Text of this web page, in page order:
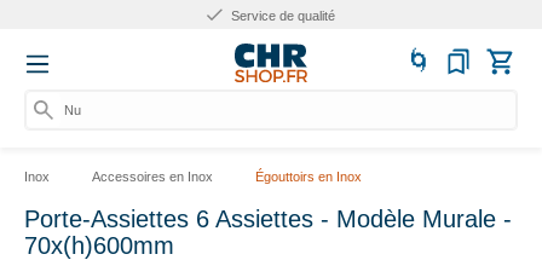
Service de qualité
Numé
Inox Accessoires en Inox Égouttoirs en Inox
Porte-Assiettes 6 Assiettes - Modèle Murale -
70x(h)600mm